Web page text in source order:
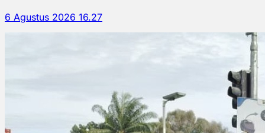
6 Agustus 2026 16.27